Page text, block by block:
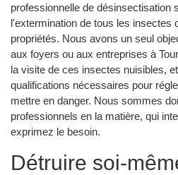
professionnelle de désinsectisation
l'extermination de tous les insectes
propriétés. Nous avons un seul
aux foyers ou aux entreprises à
la visite de ces insectes nuisibles,
qualifications nécessaires pour
mettre en danger. Nous sommes
professionnels en la matière, qui
exprimez le besoin.
Détruire soi-